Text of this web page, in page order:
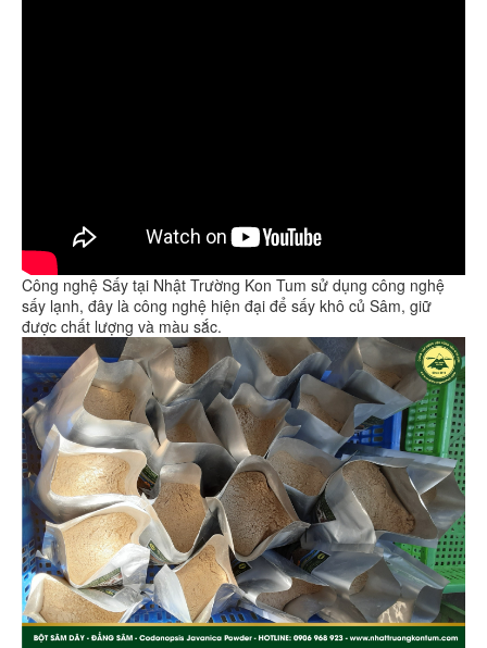
Công nghệ Sấy tại Nhật Trường Kon Tum sử dụng công nghệ
sấy lạnh, đây là công nghệ hiện đại để sấy khô củ Sâm, giữ
được chất lượng và màu sắc.